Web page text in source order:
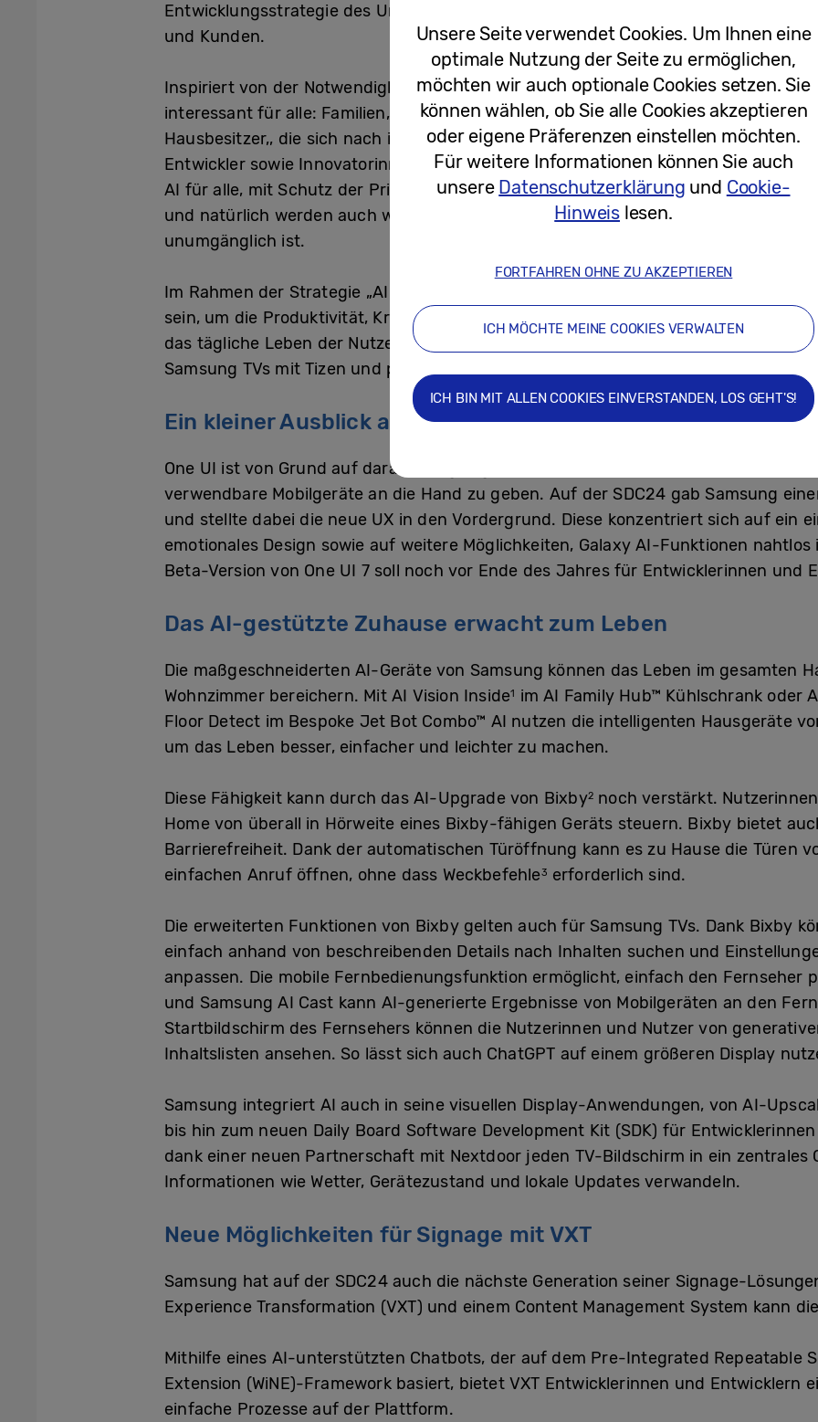
Entwicklungsstrategie des Unternehmens gleichermaßen für EEntwicklerinnen
und Kunden.
Inspiriert von der Notwendigkeit eine AI zu schaffen, die die Geräte stärker
interessant für alle: Familien, die ihre abendlichen Routinen einfacher gestalten
Hausbesitzer,, die sich nach ihrem Umzug noch an die neue Umgebung
Entwickler sowie Innovatorinnen und Innovatoren, die mit Spitzentechnologien
AI für alle, mit Schutz der Privatsphäre, indem das Unternehmen AI-Funktionen
und natürlich werden auch weiter hoch performante Funktionen angeboten, für
unumgänglich ist.
Im Rahmen der Strategie „AI for All“ sollen die Galaxy AI Funktionen auf
sein, um die Produktivität, Kreativität und Kommunikation zu verbessern.
das tägliche Leben der Nutzerinnen und Nutzern zu vereinfachen wie
Samsung TVs mit Tizen und plattformübergreifende AI-Verbesserungen für Bixby,
Ein kleiner Ausblick auf One UI 7
One UI ist von Grund auf darauf ausgelegt, den Nutzerinnen und Nutzern
verwendbare Mobilgeräte an die Hand zu geben. Auf der SDC24 gab Samsung
und stellte dabei die neue UX in den Vordergrund. Diese konzentriert sich auf ein
emotionales Design sowie auf weitere Möglichkeiten, Galaxy AI-Funktionen
Beta-Version von One UI 7 soll noch vor Ende des Jahres für Entwicklerinnen und
Das AI-gestützte Zuhause erwacht zum Leben
Die maßgeschneiderten AI-Geräte von Samsung können das Leben im gesamten
Wohnzimmer bereichern. Mit AI Vision Inside1
im AI Family Hub™ Kühlschrank oder
Floor Detect im Bespoke Jet Bot Combo™ AI nutzen die intelligenten Hausgeräte
um das Leben besser, einfacher und leichter zu machen.
Diese Fähigkeit kann durch das AI-Upgrade von Bixby2noch verstärkt.
Home von überall in Hörweite eines Bixby-fähigen Geräts steuern. Bixby bietet
Barrierefreiheit. Dank der automatischen Türöffnung kann es zu Hause die Türen
einfachen Anruf öffnen, ohne dass Weckbefehle3 erforderlich sind.
Die erweiterten Funktionen von Bixby gelten auch für Samsung TVs. Dank Bixby
einfach anhand von beschreibenden Details nach Inhalten suchen und
anpassen. Die mobile Fernbedienungsfunktion ermöglicht, einfach den Fernseher
und Samsung AI Cast kann AI-generierte Ergebnisse von Mobilgeräten an den
Startbildschirm des Fernsehers können die Nutzerinnen und Nutzer von
Inhaltslisten ansehen. So lässt sich auch ChatGPT auf einem größeren Display
Samsung integriert AI auch in seine visuellen Display-Anwendungen, von AI-
bis hin zum neuen Daily Board Software Development Kit (SDK) für
dank einer neuen Partnerschaft mit Nextdoor jeden TV-Bildschirm in ein zentrales
Informationen wie Wetter, Gerätezustand und lokale Updates verwandeln.
Neue Möglichkeiten für Signage mit VXT
Samsung hat auf der SDC24 auch die nächste Generation seiner Signage-
Experience Transformation (VXT) und einem Content Management System kann
Mithilfe eines AI-unterstützten Chatbots, der auf dem Pre-Integrated Repeatable
Extension (WiNE)-Framework basiert, bietet VXT Entwicklerinnen und Entwicklern
einfache Prozesse auf der Plattform.
Unsere Seite verwendet Cookies. Um Ihnen eine
optimale Nutzung der Seite zu ermöglichen,
möchten wir auch optionale Cookies setzen. Sie
können wählen, ob Sie alle Cookies akzeptieren
oder eigene Präferenzen einstellen möchten.
Für weitere Informationen können Sie auch
unsere Datenschutzerklärung und Cookie-
Hinweis lesen.
FORTFAHREN OHNE ZU AKZEPTIEREN
ICH MÖCHTE MEINE COOKIES VERWALTEN
ICH BIN MIT ALLEN COOKIES EINVERSTANDEN, LOS GEHT'S!